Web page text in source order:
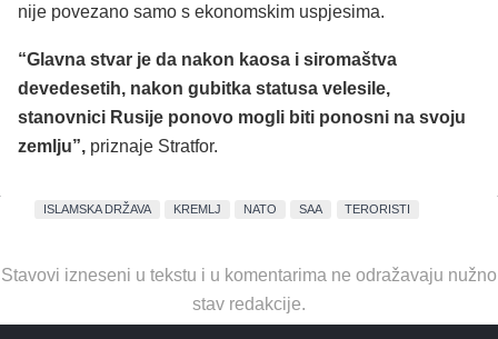
nije povezano samo s ekonomskim uspjesima.
“Glavna stvar je da nakon kaosa i siromaštva
devedesetih, nakon gubitka statusa velesile,
stanovnici Rusije ponovo mogli biti ponosni na svoju
zemlju”, priznaje Stratfor.
ISLAMSKA DRŽAVA KREMLJ NATO SAA TERORISTI
Stavovi izneseni u tekstu i u komentarima ne odražavaju nužno
stav redakcije.